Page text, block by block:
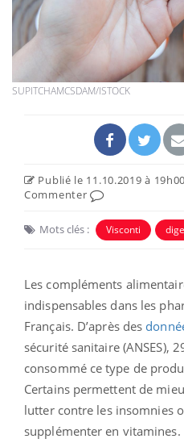
SUPITCHAMCSDAM/ISTOCK
Publié le 11.10.2019 à 19h00
Commenter
Mots clés : Visconti
Les compléments
indispensables dans les
Français. D’après des
sécurité sanitaire (ANSES),
consommé ce type de
Certains permettent de
lutter contre les insomnies
supplémenter en